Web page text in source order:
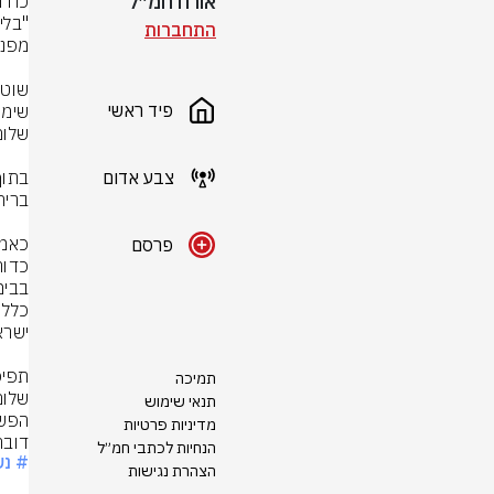
התחברות
פיד ראשי
צבע אדום
פרסם
תמיכה
תנאי שימוש
מדיניות פרטיות
הנחיות לכתבי חמ״ל
הצהרת נגישות
#